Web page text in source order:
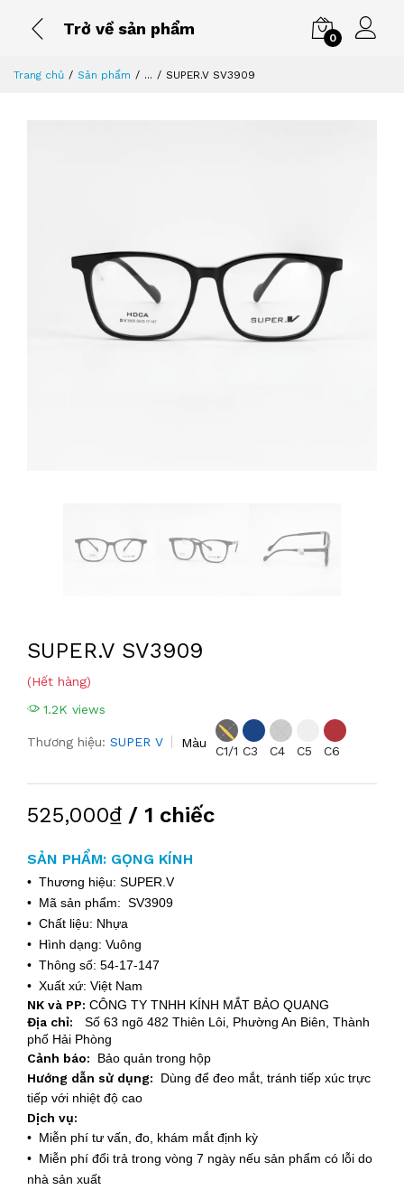
Trở về sản phẩm
0
Trang chủ Sản phẩm ... SUPER.V SV3909
SUPER.V SV3909
(Hết hàng)
1.2K views
Thương hiệu: SUPER V Màu
C1/1 C3 C4 C5 C6
525,000₫ / 1 chiếc
SẢN PHẨM: GỌNG KÍNH
• Thương hiệu: SUPER.V
• Mã sản phẩm: SV3909
• Chất liệu: Nhựa
• Hình dạng: Vuông
• Thông số: 54-17-147
• Xuất xứ: Việt Nam
NK và PP: CÔNG TY TNHH KÍNH MẮT BẢO QUANG
Địa chỉ:
Số 63 ngõ 482 Thiên Lôi, Phường An Biên, Thành
phố Hải Phòng
Cảnh báo: Bảo quản trong hộp
Hướng dẫn sử dụng: Dùng để đeo mắt, tránh tiếp xúc trực
tiếp với nhiệt độ cao
Dịch vụ:
• Miễn phí tư vấn, đo, khám mắt định kỳ
• Miễn phí đổi trả trong vòng 7 ngày nếu sản phẩm có lỗi do
nhà sản xuất